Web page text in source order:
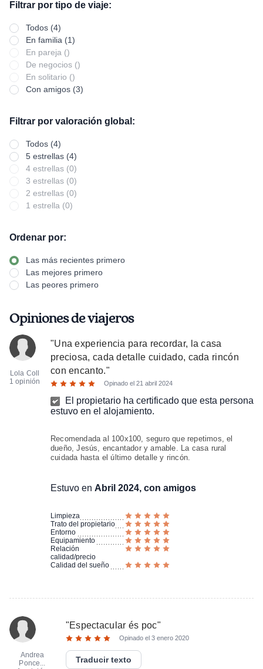
Filtrar por tipo de viaje:
Todos (4)
En familia (1)
En pareja ()
De negocios ()
En solitario ()
Con amigos (3)
Filtrar por valoración global:
Todos (4)
5 estrellas (4)
4 estrellas (0)
3 estrellas (0)
2 estrellas (0)
1 estrella (0)
Ordenar por:
Las más recientes primero
Las mejores primero
Las peores primero
Opiniones de viajeros
Lola Coll
1 opinión
"Una experiencia para recordar, la casa
preciosa, cada detalle cuidado, cada rincón
con encanto."
Opinado el 21 abril 2024
El propietario ha certificado que esta persona
estuvo en el alojamiento.
Recomendada al 100x100, seguro que repetimos, el
dueño, Jesús, encantador y amable. La casa rural
cuidada hasta el último detalle y rincón.
Estuvo en Abril 2024, con amigos
Limpieza
Trato del propietario
Entorno
Equipamiento
Relación
calidad/precio
Calidad del sueño
Andrea
Ponce...
"Espectacular és poc"
Opinado el 3 enero 2020
Traducir texto